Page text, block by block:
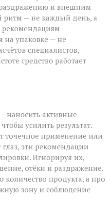
раздражению и внешним
ритм — не каждый день, а
рекомендациям
на упаковке — не
специалистов,
средство работает
наносить активные
усилить результат.
точечное применение или
глаз, эти рекомендации
Игнорируя их,
отёки и раздражение.
продукта, а про
зону и соблюдение